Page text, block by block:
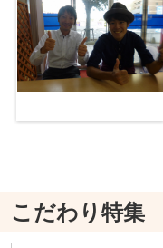
こだわり特集